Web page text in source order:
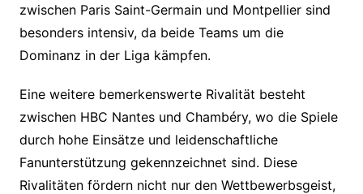
zwischen Paris Saint-Germain und Montpellier sind
besonders intensiv, da beide Teams um die
Dominanz in der Liga kämpfen.
Eine weitere bemerkenswerte Rivalität besteht
zwischen HBC Nantes und Chambéry, wo die Spiele
durch hohe Einsätze und leidenschaftliche
Fanunterstützung gekennzeichnet sind. Diese
Rivalitäten fördern nicht nur den Wettbewerbsgeist,